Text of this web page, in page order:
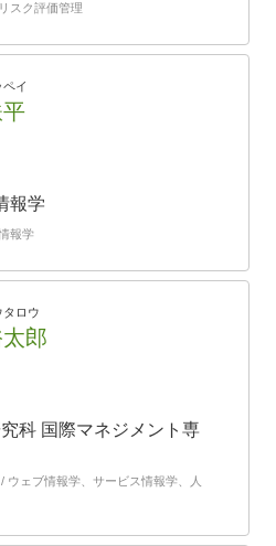
スク評価管理
イ
報学
報学
ロウ
郎
科 国際マネジメント専
ウェブ情報学、サービス情報学、人